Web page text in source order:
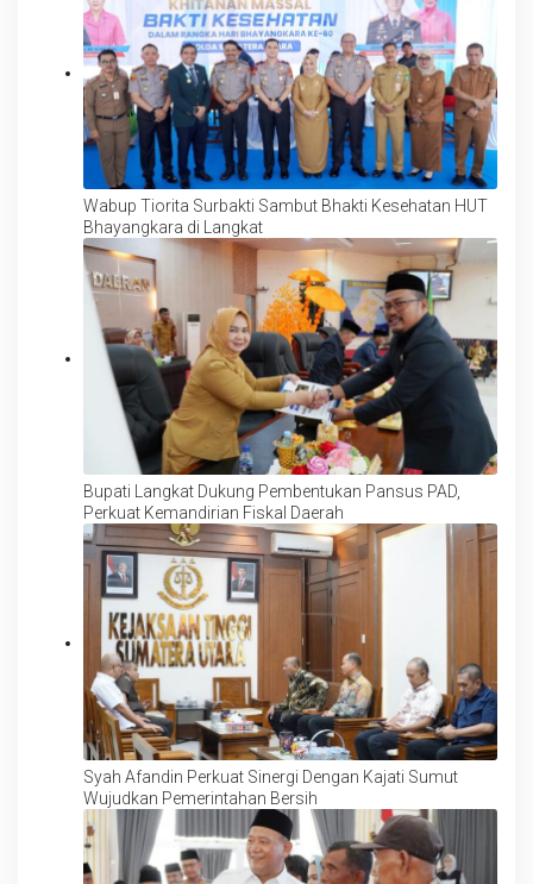
Wabup Tiorita Surbakti Sambut Bhakti Kesehatan HUT
Bhayangkara di Langkat
Bupati Langkat Dukung Pembentukan Pansus PAD,
Perkuat Kemandirian Fiskal Daerah
Syah Afandin Perkuat Sinergi Dengan Kajati Sumut
Wujudkan Pemerintahan Bersih